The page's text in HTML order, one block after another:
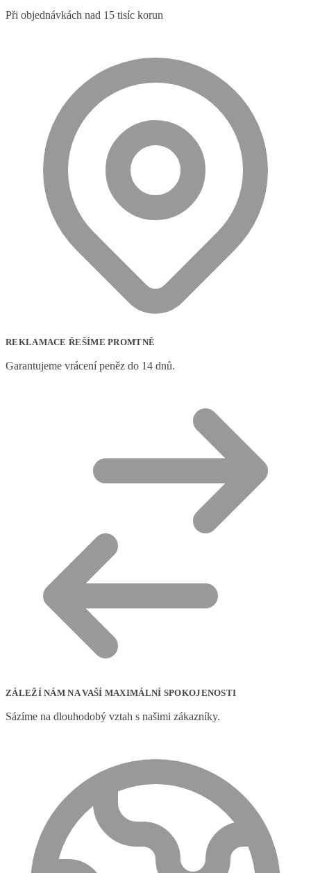
Při objednávkách nad 15 tisíc korun
REKLAMACE ŘEŠÍME PROMTNĚ
Garantujeme vrácení peněz do 14 dnů.
ZÁLEŽÍ NÁM NA VAŠÍ MAXIMÁLNÍ SPOKOJENOSTI
Sázíme na dlouhodobý vztah s našimi zákazníky.